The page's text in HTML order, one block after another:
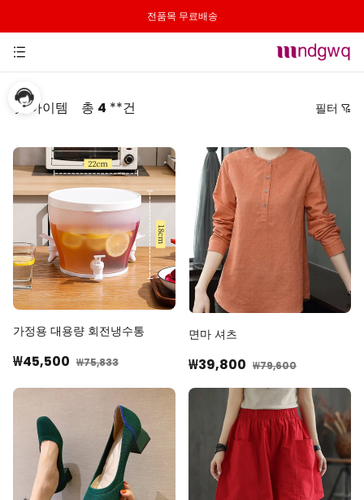
전품목 무료배송
핫 아이템 총 4 **건 필터
가격
추천순
낮은 가격순
높은 가격순
최신순
역순
가정용 대용량 회전냉수통
₩45,500 ₩75,833
면마 셔츠
₩39,800 ₩79,600